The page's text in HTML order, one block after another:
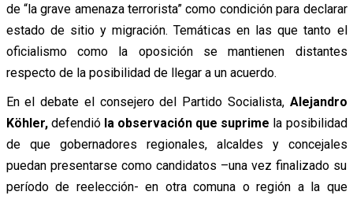
de “la grave amenaza terrorista” como condición para declarar
estado de sitio y migración. Temáticas en las que tanto el
oficialismo como la oposición se mantienen distantes
respecto de la posibilidad de llegar a un acuerdo.
En el debate el consejero del Partido Socialista, Alejandro
Köhler,defendió la observación que suprime la posibilidad
de que gobernadores regionales, alcaldes y concejales
puedan presentarse como candidatos –una vez finalizado su
período de reelección- en otra comuna o región a la que